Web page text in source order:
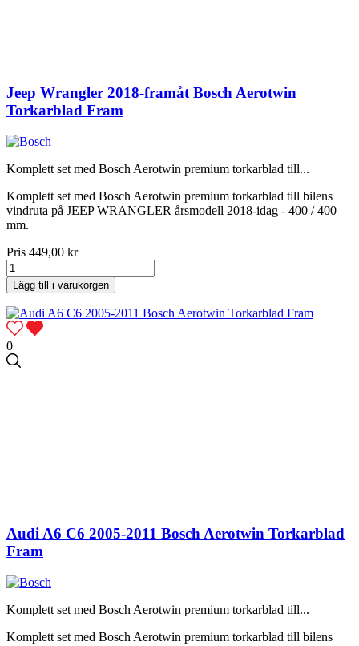
Jeep Wrangler 2018-framåt Bosch Aerotwin
Torkarblad Fram
Komplett set med Bosch Aerotwin premium torkarblad till...
Komplett set med Bosch Aerotwin premium torkarblad till bilens
vindruta på JEEP WRANGLER årsmodell 2018-idag - 400 / 400
mm.
Pris 449,00 kr
Lägg till i varukorgen
0
Audi A6 C6 2005-2011 Bosch Aerotwin Torkarblad
Fram
Komplett set med Bosch Aerotwin premium torkarblad till...
Komplett set med Bosch Aerotwin premium torkarblad till bilens